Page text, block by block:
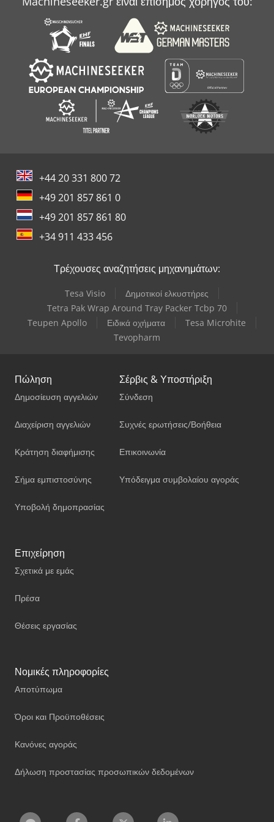
+44 20 331 800 72
+49 201 857 861 0
+49 201 857 861 80
+34 911 433 456
Τρέχουσες αναζητήσεις μηχανημάτων:
Tesa Visio
Δημοτικοί ελκυστήρες
Tetra Pak Wrap Around Tray Packer Tcbp 70
Teupen Apollo
Ειδικά οχήματα
Tesa Microhite
Tevopharm
Πώληση
Δημοσίευση αγγελιών
Διαχείριση αγγελιών
Κράτηση διαφήμισης
Σήμα εμπιστοσύνης
Υποβολή δημοπρασίας
Σέρβις & Υποστήριξη
Σύνδεση
Συχνές ερωτήσεις/Βοήθεια
Επικοινωνία
Υπόδειγμα συμβολαίου αγοράς
Επιχείρηση
Σχετικά με εμάς
Πρέσα
Θέσεις εργασίας
Νομικές πληροφορίες
Αποτύπωμα
Όροι και Προϋποθέσεις
Κανόνες αγοράς
Δήλωση προστασίας προσωπικών δεδομένων